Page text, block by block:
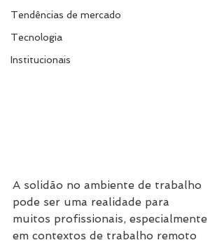
Tendências de mercado
Tecnologia
Institucionais
A solidão no ambiente de trabalho
pode ser uma realidade para
muitos profissionais, especialmente
em contextos de trabalho remoto